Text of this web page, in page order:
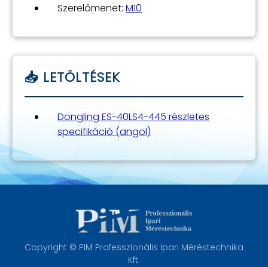
Szerelőmenet: M10
Dongling ES-40LS4-445 részletes
specifikáció (angol)
Copyright © PIM Professzionális Ipari Méréstechnika
Kft.